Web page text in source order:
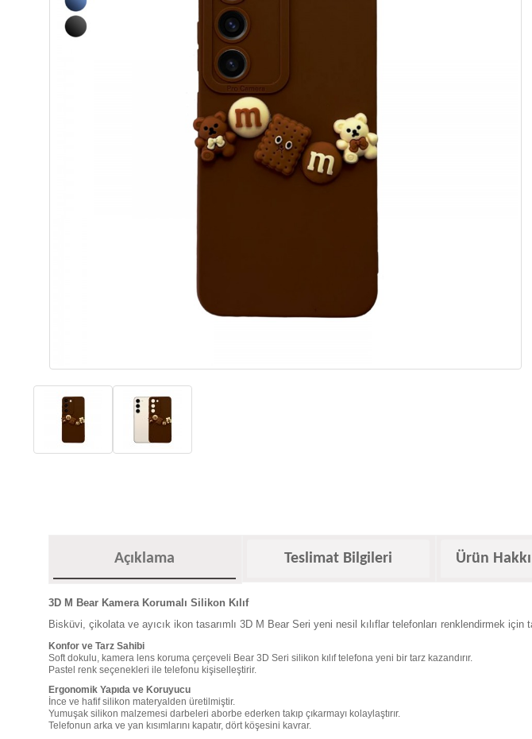
Açıklama Teslimat Bilgileri Ürün
3D M Bear Kamera Korumalı Silikon Kılıf
Bisküvi, çikolata ve ayıcık ikon tasarımlı 3D M Bear Seri yeni nesil kılıflar telefonları renklendirmek
Konfor ve Tarz Sahibi
Soft dokulu, kamera lens koruma çerçeveli Bear 3D Seri silikon kılıf telefona yeni bir tarz kazandırır.
Pastel renk seçenekleri ile telefonu kişiselleştirir.
Ergonomik Yapıda ve Koruyucu
İnce ve hafif silikon materyalden üretilmiştir.
Yumuşak silikon malzemesi darbeleri aborbe ederken takıp çıkarmayı kolaylaştırır.
Telefonun arka ve yan kısımlarını kapatır, dört köşesini kavrar.